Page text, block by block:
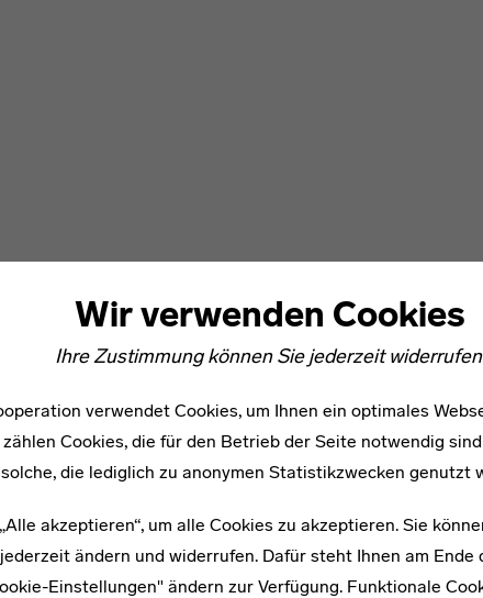
Wir verwenden Cookies
Ihre Zustimmung können Sie jederzeit
verwendet Cookies, um Ihnen ein optimales
Cookies, die für den Betrieb der Seite notwendig
die lediglich zu anonymen Statistikzwecken genutzt
akzeptieren“, um alle Cookies zu akzeptieren. Sie
ändern und widerrufen. Dafür steht Ihnen am Ende
Einstellungen" ändern zur Verfügung. Funktionale